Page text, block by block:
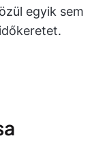
egyik sem